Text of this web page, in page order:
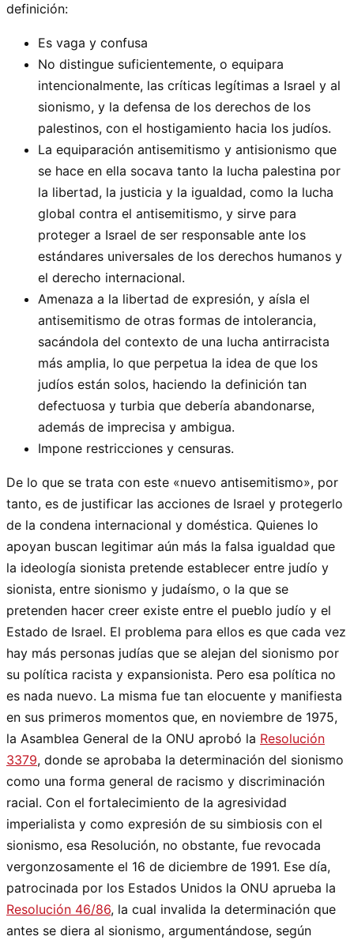
definición:
Es vaga y confusa
No distingue suficientemente, o equipara
intencionalmente, las críticas legítimas a Israel y al
sionismo, y la defensa de los derechos de los
palestinos, con el hostigamiento hacia los judíos.
La equiparación antisemitismo y antisionismo que
se hace en ella socava tanto la lucha palestina por
la libertad, la justicia y la igualdad, como la lucha
global contra el antisemitismo, y sirve para
proteger a Israel de ser responsable ante los
estándares universales de los derechos humanos y
el derecho internacional.
Amenaza a la libertad de expresión, y aísla el
antisemitismo de otras formas de intolerancia,
sacándola del contexto de una lucha antirracista
más amplia, lo que perpetua la idea de que los
judíos están solos, haciendo la definición tan
defectuosa y turbia que debería abandonarse,
además de imprecisa y ambigua.
Impone restricciones y censuras.
De lo que se trata con este «nuevo antisemitismo», por
tanto, es de justificar las acciones de Israel y protegerlo
de la condena internacional y doméstica. Quienes lo
apoyan buscan legitimar aún más la falsa igualdad que
la ideología sionista pretende establecer entre judío y
sionista, entre sionismo y judaísmo, o la que se
pretenden hacer creer existe entre el pueblo judío y el
Estado de Israel. El problema para ellos es que cada vez
hay más personas judías que se alejan del sionismo por
su política racista y expansionista. Pero esa política no
es nada nuevo. La misma fue tan elocuente y manifiesta
en sus primeros momentos que, en noviembre de 1975,
la Asamblea General de la ONU aprobó la Resolución
3379, donde se aprobaba la determinación del sionismo
como una forma general de racismo y discriminación
racial. Con el fortalecimiento de la agresividad
imperialista y como expresión de su simbiosis con el
sionismo, esa Resolución, no obstante, fue revocada
vergonzosamente el 16 de diciembre de 1991. Ese día,
patrocinada por los Estados Unidos la ONU aprueba la
Resolución 46/86, la cual invalida la determinación que
antes se diera al sionismo, argumentándose, según